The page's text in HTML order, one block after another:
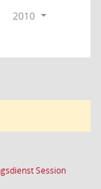
2010
Session(Wird in